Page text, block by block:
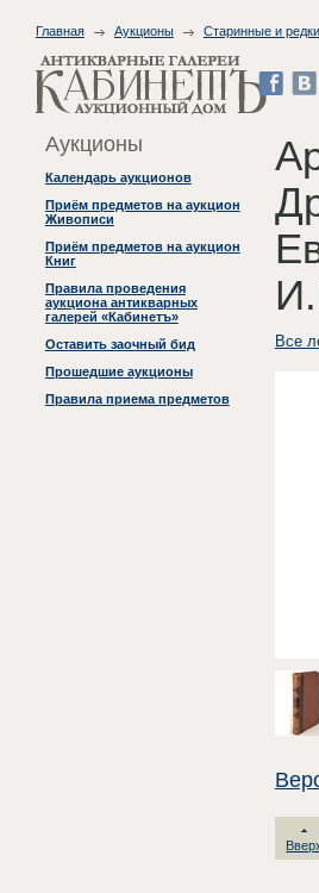
Главная Аукционы Старинные и
Аукционы
Календарь аукционов
Приём предметов на аукцион
Живописи
Приём предметов на аукцион
Книг
Правила проведения
аукциона антикварных
галерей «Кабинетъ»
Оставить заочный бид
Прошедшие аукционы
Правила приема предметов
Все